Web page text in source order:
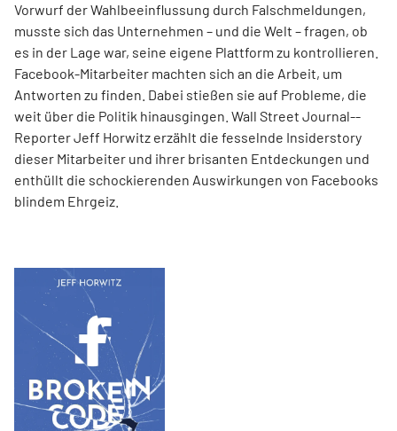
Vorwurf der Wahlbeeinflussung durch Falschmeldungen,
musste sich das Unternehmen – und die Welt – fragen, ob
es in der Lage war, seine eigene Plattform zu kontrollieren.
Facebook-Mitarbeiter machten sich an die Arbeit, um
Antworten zu finden. Dabei stießen sie auf Probleme, die
weit über die Politik hinausgingen. Wall Street Journal-­
Reporter Jeff Horwitz erzählt die fesselnde Insiderstory
dieser Mitarbeiter und ihrer brisanten Entdeckungen und
enthüllt die schockierenden Auswirkungen von Facebooks
blindem Ehrgeiz.